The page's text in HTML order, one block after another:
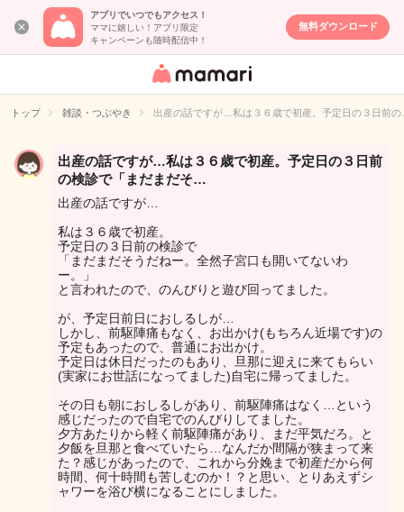
アプリでいつでもアクセス！
ママに嬉しい！アプリ限定
キャンペーンも随時配信中！
無料ダウンロード
女性専用匿名QA
イト
トップ 雑談・つぶやき 出産の話ですが…私は３６歳で初産。予定日の３日前
出産の話ですが…私は３６歳で初産。予定日の３日前
の検診で「まだまだそ…
出産の話ですが…
私は３６歳で初産。
予定日の３日前の検診で
「まだまだそうだねー。全然子宮口も開いてないわ
ー。」
と言われたので、のんびりと遊び回ってました。
が、予定日前日におしるしが…
しかし、前駆陣痛もなく、お出かけ(もちろん近場です)の
予定もあったので、普通にお出かけ。
予定日は休日だったのもあり、旦那に迎えに来てもらい
(実家にお世話になってました)自宅に帰ってました。
その日も朝におしるしがあり、前駆陣痛はなく…という
感じだったので自宅でのんびりしてました。
夕方あたりから軽く前駆陣痛があり、まだ平気だろ。と
夕飯を旦那と食べていたら…なんだか間隔が狭まって来
た？感じがあったので、これから分娩まで初産だから何
時間、何十時間も苦しむのか！？と思い、とりあえずシ
ャワーを浴び横になることにしました。